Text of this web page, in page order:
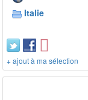
Italie
+ ajout à ma sélection